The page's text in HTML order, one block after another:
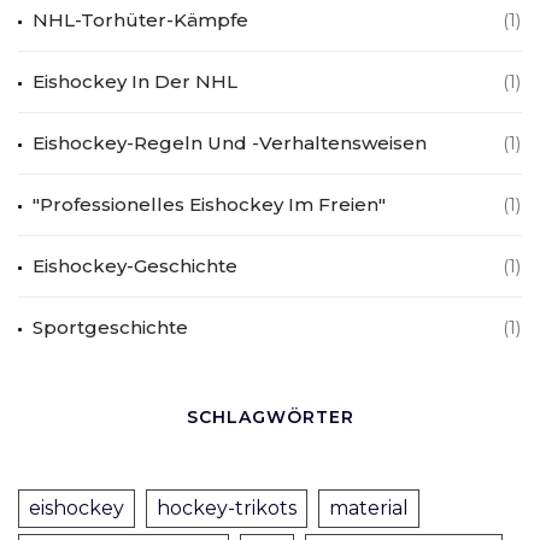
NHL-Torhüter-Kämpfe (1)
Eishockey In Der NHL (1)
Eishockey-Regeln Und -Verhaltensweisen (1)
"Professionelles Eishockey Im Freien" (1)
Eishockey-Geschichte (1)
Sportgeschichte (1)
SCHLAGWÖRTER
eishockey hockey-trikots material